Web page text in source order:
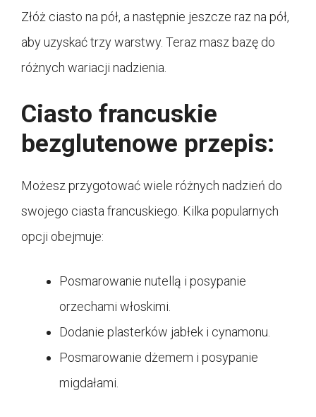
Złóż ciasto na pół, a następnie jeszcze raz na pół,
aby uzyskać trzy warstwy. Teraz masz bazę do
różnych wariacji nadzienia.
Ciasto francuskie
bezglutenowe przepis:
Możesz przygotować wiele różnych nadzień do
swojego ciasta francuskiego. Kilka popularnych
opcji obejmuje:
Posmarowanie nutellą i posypanie
orzechami włoskimi.
Dodanie plasterków jabłek i cynamonu.
Posmarowanie dżemem i posypanie
migdałami.